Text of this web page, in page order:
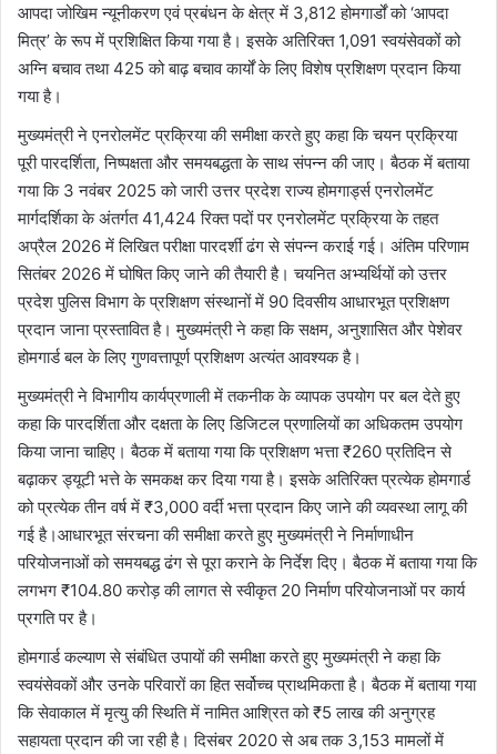
आपदा जोखिम न्यूनीकरण एवं प्रबंधन के क्षेत्र में 3,812 होमगार्डों को ‘आपदा
मित्र’ के रूप में प्रशिक्षित किया गया है। इसके अतिरिक्त 1,091 स्वयंसेवकों को
अग्नि बचाव तथा 425 को बाढ़ बचाव कार्यों के लिए विशेष प्रशिक्षण प्रदान किया
गया है।
मुख्यमंत्री ने एनरोलमेंट प्रक्रिया की समीक्षा करते हुए कहा कि चयन प्रक्रिया
पूरी पारदर्शिता, निष्पक्षता और समयबद्धता के साथ संपन्न की जाए। बैठक में बताया
गया कि 3 नवंबर 2025 को जारी उत्तर प्रदेश राज्य होमगार्ड्स एनरोलमेंट
मार्गदर्शिका के अंतर्गत 41,424 रिक्त पदों पर एनरोलमेंट प्रक्रिया के तहत
अप्रैल 2026 में लिखित परीक्षा पारदर्शी ढंग से संपन्न कराई गई। अंतिम परिणाम
सितंबर 2026 में घोषित किए जाने की तैयारी है। चयनित अभ्यर्थियों को उत्तर
प्रदेश पुलिस विभाग के प्रशिक्षण संस्थानों में 90 दिवसीय आधारभूत प्रशिक्षण
प्रदान जाना प्रस्तावित है। मुख्यमंत्री ने कहा कि सक्षम, अनुशासित और पेशेवर
होमगार्ड बल के लिए गुणवत्तापूर्ण प्रशिक्षण अत्यंत आवश्यक है।
मुख्यमंत्री ने विभागीय कार्यप्रणाली में तकनीक के व्यापक उपयोग पर बल देते हुए
कहा कि पारदर्शिता और दक्षता के लिए डिजिटल प्रणालियों का अधिकतम उपयोग
किया जाना चाहिए। बैठक में बताया गया कि प्रशिक्षण भत्ता ₹260 प्रतिदिन से
बढ़ाकर ड्यूटी भत्ते के समकक्ष कर दिया गया है। इसके अतिरिक्त प्रत्येक होमगार्ड
को प्रत्येक तीन वर्ष में ₹3,000 वर्दी भत्ता प्रदान किए जाने की व्यवस्था लागू की
गई है।आधारभूत संरचना की समीक्षा करते हुए मुख्यमंत्री ने निर्माणाधीन
परियोजनाओं को समयबद्ध ढंग से पूरा कराने के निर्देश दिए। बैठक में बताया गया कि
लगभग ₹104.80 करोड़ की लागत से स्वीकृत 20 निर्माण परियोजनाओं पर कार्य
प्रगति पर है।
होमगार्ड कल्याण से संबंधित उपायों की समीक्षा करते हुए मुख्यमंत्री ने कहा कि
स्वयंसेवकों और उनके परिवारों का हित सर्वोच्च प्राथमिकता है। बैठक में बताया गया
कि सेवाकाल में मृत्यु की स्थिति में नामित आश्रित को ₹5 लाख की अनुग्रह
सहायता प्रदान की जा रही है। दिसंबर 2020 से अब तक 3,153 मामलों में